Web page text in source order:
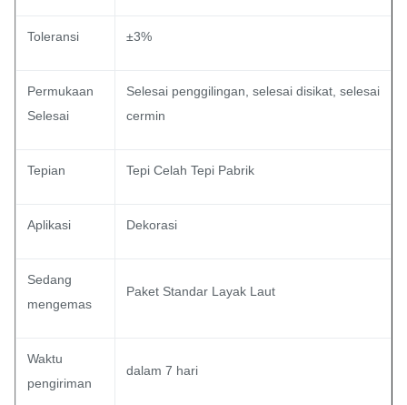
Toleransi ±3%
Permukaan
Selesai
Selesai penggilingan, selesai disikat, selesai
cermin
Tepian Tepi Celah Tepi Pabrik
Aplikasi Dekorasi
Sedang
mengemas
Paket Standar Layak Laut
Waktu
pengiriman
dalam 7 hari